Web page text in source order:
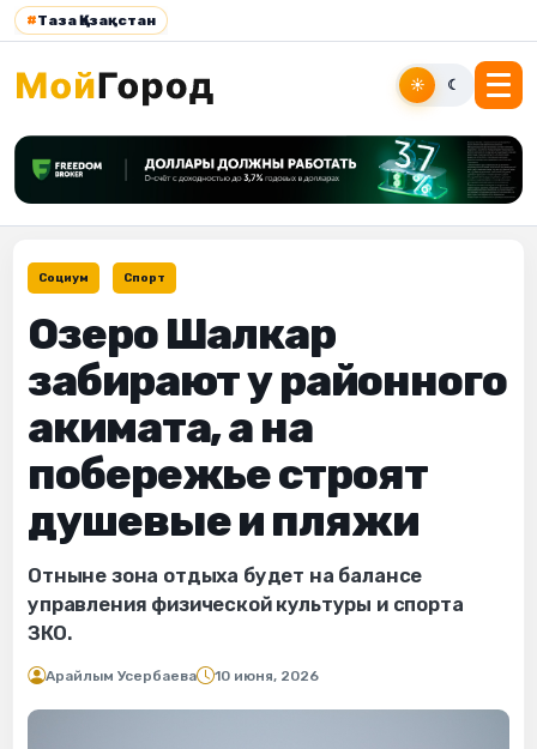
#Таза Қазақстан
☀ ☾
Социум Спорт
Озеро Шалкар
забирают у районного
акимата, а на
побережье строят
душевые и пляжи
Отныне зона отдыха будет на балансе
управления физической культуры и спорта
ЗКО.
Арайлым Усербаева 10 июня, 2026